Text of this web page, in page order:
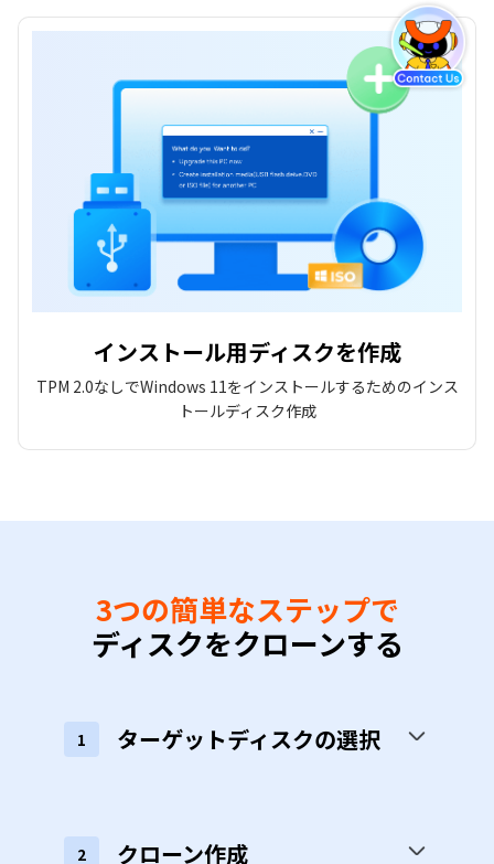
インストール用ディスクを作成
TPM 2.0なしでWindows 11をインストールするためのインス
トールディスク作成
3つの簡単なステップで
ディスクをクローンする
1 ターゲットディスクの選択